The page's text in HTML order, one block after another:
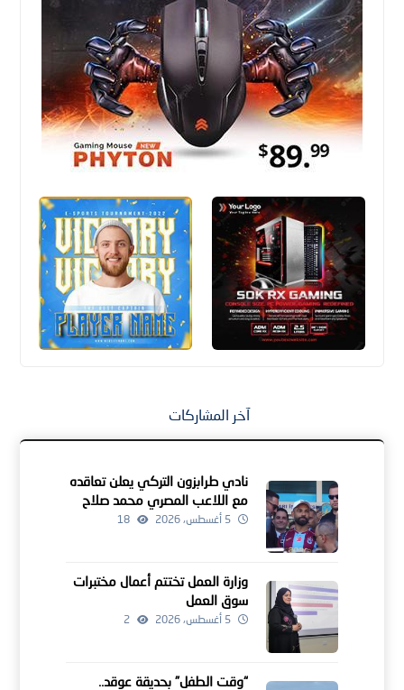
آخر المشاركات
نادي طرابزون التركي يعلن تعاقده
مع اللاعب المصري محمد صلاح
5 أغسطس، 2026 18
وزارة العمل تختتم أعمال مختبرات
سوق العمل
5 أغسطس، 2026 2
“وقت الطفل” بحديقة عوقد..